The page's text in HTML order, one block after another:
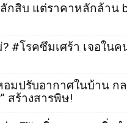
กสิบ แต่ราคาหลักล้าน
? #โรคซึมเศร้า เจอใน
อมปรับอากาศในบ้าน ก
สร้างสารพิษ!